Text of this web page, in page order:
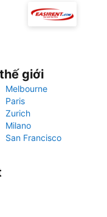
giới
Melbourne
Paris
Zurich
Milano
San Francisco